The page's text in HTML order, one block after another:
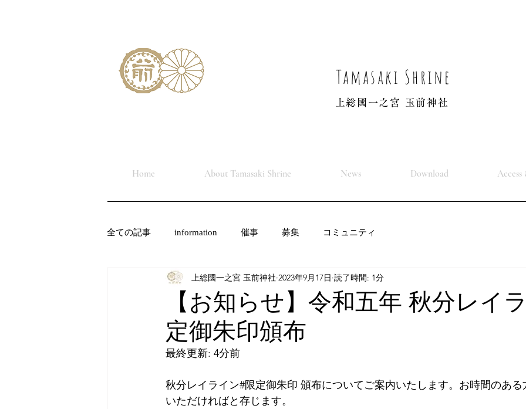
Tamasaki Shrine
上総國一之宮 玉前神社
Home About Tamasaki Shrine News Download
全ての記事 information 催事 募集 コミュニティ
【お知らせ】令和五年 秋分レイ
定御朱印頒布
上総國一之宮 玉前神社 2023年9月17日 読了時間: 1分
最終更新: 4分前
秋分レイライン#限定御朱印 頒布についてご案内いたします。⁠お時間のあ
いただければと存じます。